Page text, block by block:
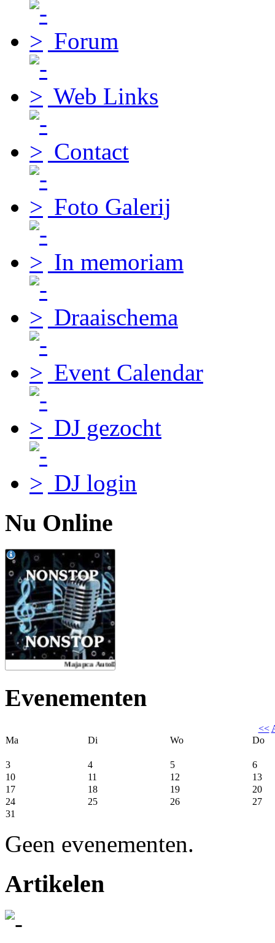
Forum
Web Links
Contact
Foto Galerij
In memoriam
Draaischema
Event Calendar
DJ gezocht
DJ login
Nu Online
Evenementen
<<
Ma
Di Wo Do
3 4 5
6
10
11 12
13
17
18 19
20
24
25 26
27
31
Geen evenementen.
Artikelen